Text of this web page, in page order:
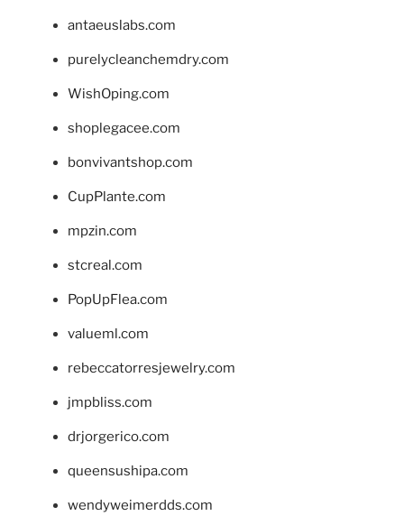
antaeuslabs.com
purelycleanchemdry.com
WishOping.com
shoplegacee.com
bonvivantshop.com
CupPlante.com
mpzin.com
stcreal.com
PopUpFlea.com
valueml.com
rebeccatorresjewelry.com
jmpbliss.com
drjorgerico.com
queensushipa.com
wendyweimerdds.com